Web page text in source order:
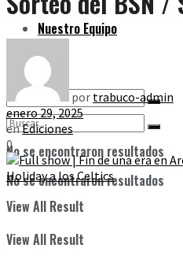
No se encontraron resultados
View All Result
Nuestro Equipo
No se encontraron resultados
View All Result
por trabuco-admin
enero 29, 2025
enEdiciones
0